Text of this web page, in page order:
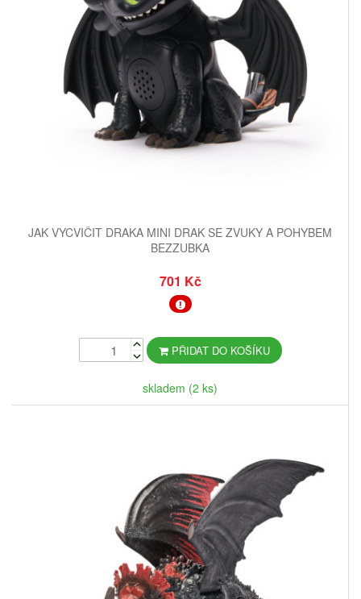
JAK VYCVIČIT DRAKA MINI DRAK SE ZVUKY A POHYBEM
BEZZUBKA
701 Kč
PŘIDAT DO KOŠÍKU
skladem (2 ks)